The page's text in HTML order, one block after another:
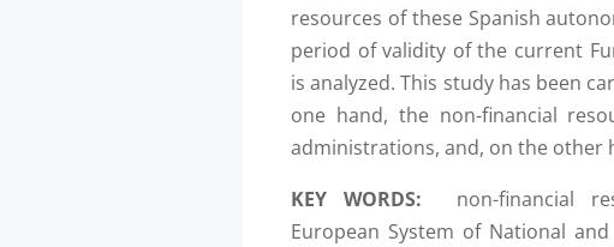
resources of these Spanish
period of validity of the current
is analyzed. This study has been
one hand, the non-financial
administrations, and, on the other
KEY WORDS: non-financial
European System of National and